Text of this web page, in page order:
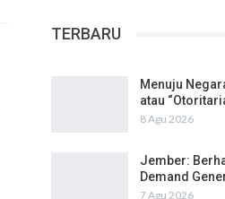
TERBARU
Menuju
atau
8 Agu 2026
Jember:
Demand
7 Agu 2026